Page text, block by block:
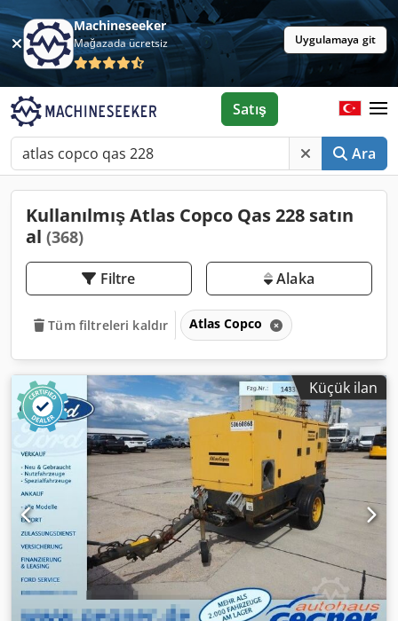
Machineseeker
Mağazada ücretsiz Uygulamaya git
Ara
Satış
Kullanılmış Atlas Copco Qas 228 satın
al (368)
Filtre Alaka
Tüm filtreleri kaldır Atlas Copco
Küçük ilan